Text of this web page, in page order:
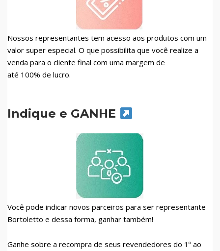
Nossos representantes tem acesso aos produtos com um
valor super especial. O que possibilita que você realize a
venda para o cliente final com uma margem de
até 100% de lucro.
Indique e GANHE
Você pode indicar novos parceiros para ser representante
Bortoletto e dessa forma, ganhar também!
Ganhe sobre a recompra de seus revendedores do 1º ao